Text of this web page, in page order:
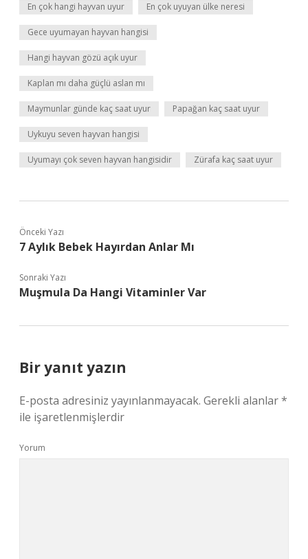
En çok hangi hayvan uyur En çok uyuyan ülke neresi
Gece uyumayan hayvan hangisi
Hangi hayvan gözü açık uyur
Kaplan mı daha güçlü aslan mı
Maymunlar günde kaç saat uyur Papağan kaç saat uyur
Uykuyu seven hayvan hangisi
Uyumayı çok seven hayvan hangisidir Zürafa kaç saat uyur
Önceki Yazı
7 Aylık Bebek Hayırdan Anlar Mı
Sonraki Yazı
Muşmula Da Hangi Vitaminler Var
Bir yanıt yazın
E-posta adresiniz yayınlanmayacak. Gerekli alanlar*
ile işaretlenmişlerdir
Yorum